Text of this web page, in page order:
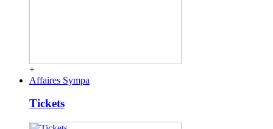
+
Affaires Sympa
Tickets